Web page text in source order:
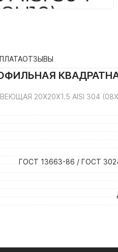
ОТЗЫВЫ
20Х20Х1.5 AISI 304
ГОСТ 13663-86 / ГОСТ